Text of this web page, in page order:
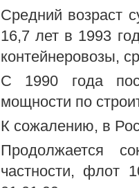
Средний возраст
16,7 лет в 1993
контейнеровозы,
С 1990 года
мощности по
К сожалению, в
Продолжается
частности, флот